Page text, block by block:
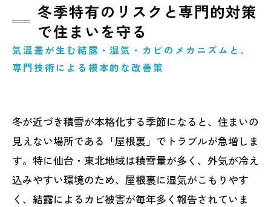
冬季特有のリスクと専門的対策
で住まいを守る
気温差が生む結露・湿気・カビのメカニズムと、
専門技術による根本的な改善策
冬が近づき積雪が本格化する季節になると、住まいの
見えない場所である「屋根裏」でトラブルが急増しま
す。特に仙台・東北地域は積雪量が多く、外気が冷え
込みやすい環境のため、屋根裏に湿気がこもりやす
く、結露によるカビ被害が毎年多く報告されていま